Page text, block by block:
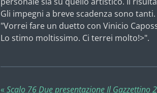
Gli impegni a breve scadenza sono tanti.
"Vorrei fare un duetto con Vinicio
Lo stimo moltissimo. Ci terrei molto!>".
« Scalo 76 Due presentazione Il Gazzettino